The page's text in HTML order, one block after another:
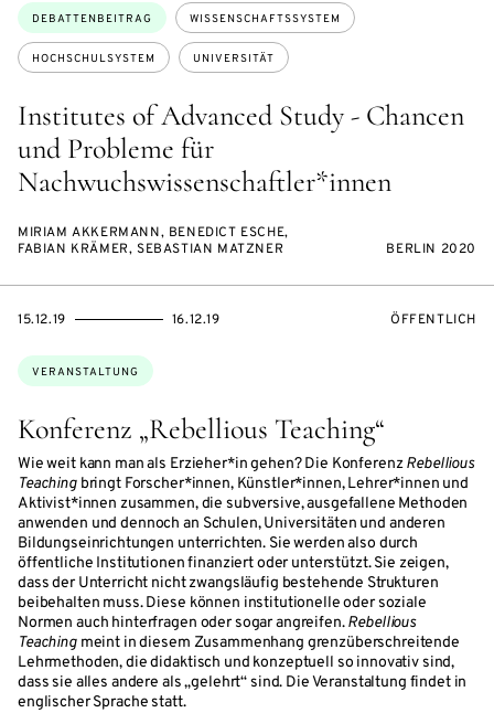
Institutes of Advanced Study - Chancen
und Probleme für
Nachwuchswissenschaftler*innen
Themen:
DEBATTENBEITRAG WISSENSCHAFTSSYSTEM
HOCHSCHULSYSTEM UNIVERSITÄT
MIRIAM AKKERMANN, BENEDICT ESCHE,
FABIAN KRÄMER, SEBASTIAN MATZNER
BERLIN 2020
Konferenz „Rebellious Teaching“
Wie weit kann man als Erzieher*in gehen? Die KonferenzRebellious
Teachingbringt Forscher*innen, Künstler*innen, Lehrer*innen und
Aktivist*innen zusammen, die subversive, ausgefallene Methoden
anwenden und dennoch an Schulen, Universitäten und anderen
Bildungseinrichtungen unterrichten. Sie werden also durch
öffentliche Institutionen finanziert oder unterstützt. Sie zeigen,
dass der Unterricht nicht zwangsläufig bestehende Strukturen
beibehalten muss. Diese können institutionelle oder soziale
Normen auch hinterfragen oder sogar angreifen.Rebellious
Teachingmeint in diesem Zusammenhang grenzüberschreitende
Lehrmethoden, die didaktisch und konzeptuell so innovativ sind,
dass sie alles andere als „gelehrt“ sind. Die Veranstaltung findet in
englischer Sprache statt.
Themen:
VERANSTALTUNG
EVENTBEGINSON
15.12.19
EVENTENDSON 16.12.19 ÖFFENTLICH